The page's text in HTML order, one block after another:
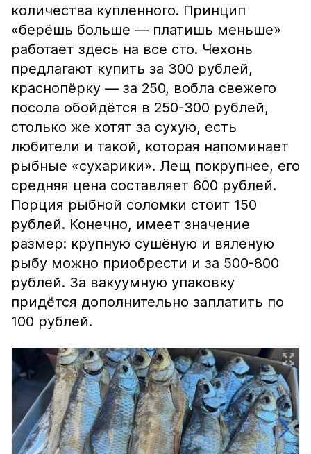
количества купленного. Принцип
«берёшь больше — платишь меньше»
работает здесь на все сто. Чехонь
предлагают купить за 300 рублей,
краснопёрку — за 250, вобла свежего
посола обойдётся в 250-300 рублей,
столько же хотят за сухую, есть
любители и такой, которая напоминает
рыбные «сухарики». Лещ покрупнее, его
средняя цена составляет 600 рублей.
Порция рыбной соломки стоит 150
рублей. Конечно, имеет значение
размер: крупную сушёную и вяленую
рыбу можно приобрести и за 500-800
рублей. За вакуумную упаковку
придётся дополнительно заплатить по
100 рублей.